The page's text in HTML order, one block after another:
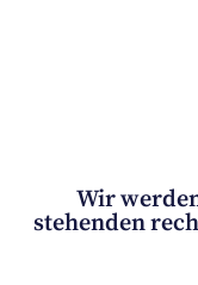
Wir
stehenden